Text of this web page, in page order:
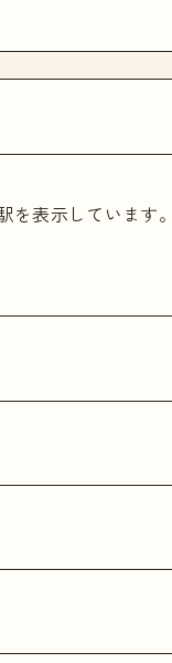
を表示しています